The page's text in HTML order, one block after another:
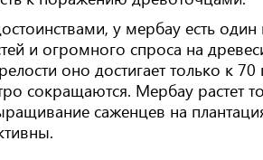
у мербау есть
и огромного спроса на
оно достигает только к
сокращаются. Мербау растет
саженцев на